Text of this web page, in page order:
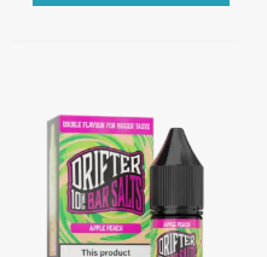
de
precios:
desde
4,16 €
hasta
4,81 €
producto
tiene
múltiples
variantes.